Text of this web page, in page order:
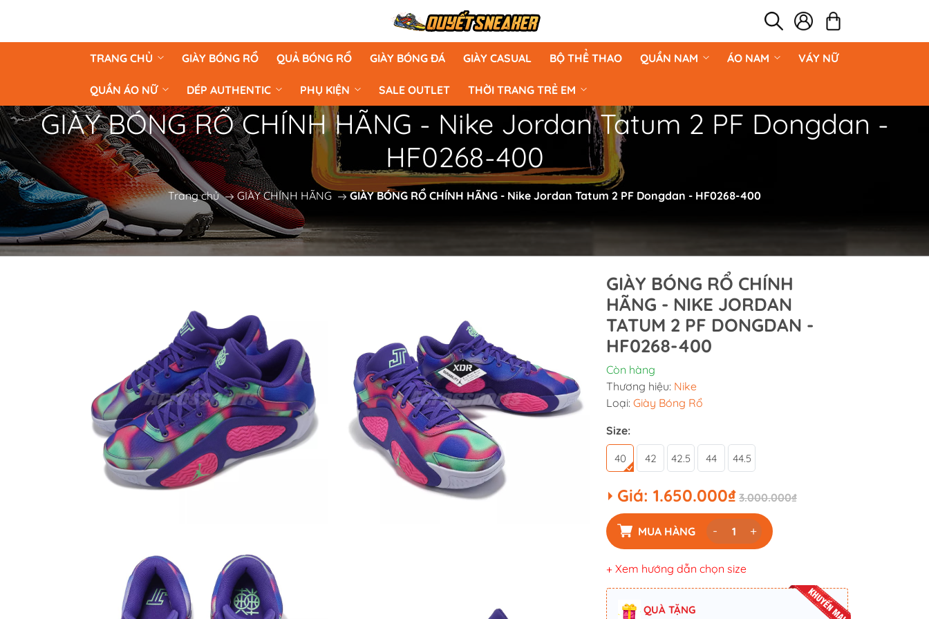
TRANG CHỦ GIÀY BÓNG RỔ QUẢ BÓNG RỔ GIÀY BÓNG ĐÁ GIÀY CASUAL BỘ THỂ THAO QUẦN NAM ÁO NAM VÁY NỮ
QUẦN ÁO NỮ DÉP AUTHENTIC PHỤ KIỆN SALE OUTLET THỜI TRANG TRẺ EM
GIÀY BÓNG RỔ CHÍNH HÃNG - Nike Jordan Tatum 2 PF Dongdan -
HF0268-400
Trang chủ GIÀY CHÍNH HÃNG GIÀY BÓNG RỔ CHÍNH HÃNG - Nike Jordan Tatum 2 PF Dongdan - HF0268-400
GIÀY BÓNG RỔ CHÍNH
HÃNG - NIKE JORDAN
TATUM 2 PF DONGDAN -
HF0268-400
Còn hàng
Thương hiệu: Nike
Loại: Giày Bóng Rổ
Size:
40 42 42.5 44 44.5
Giá: 1.650.000₫ 3.000.000₫
MUA HÀNG - +
+ Xem hướng dẫn chọn size
QUÀ TẶNG